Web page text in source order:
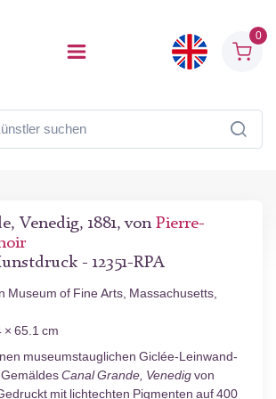
0
Venedig, 1881, von Pierre-
- 12351-RPA
Museum of Fine Arts, Massachusetts,
65.1 cm
museumstauglichen Giclée-Leinwand-
Canal Grande, Venedigvon
mit lichtechten Pigmenten auf 400